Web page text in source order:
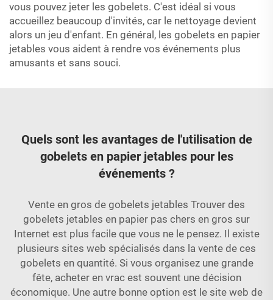
vous pouvez jeter les gobelets. C'est idéal si vous
accueillez beaucoup d'invités, car le nettoyage devient
alors un jeu d'enfant. En général, les gobelets en papier
jetables vous aident à rendre vos événements plus
amusants et sans souci.
Quels sont les avantages de l'utilisation de
gobelets en papier jetables pour les
événements ?
Vente en gros de gobelets jetables Trouver des
gobelets jetables en papier pas chers en gros sur
Internet est plus facile que vous ne le pensez. Il existe
plusieurs sites web spécialisés dans la vente de ces
gobelets en quantité. Si vous organisez une grande
fête, acheter en vrac est souvent une décision
économique. Une autre bonne option est le site web de